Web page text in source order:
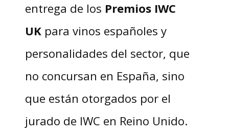
entrega de los Premios IWC
UK para vinos españoles y
personalidades del sector, que
no concursan en España, sino
que están otorgados por el
jurado de IWC en Reino Unido.